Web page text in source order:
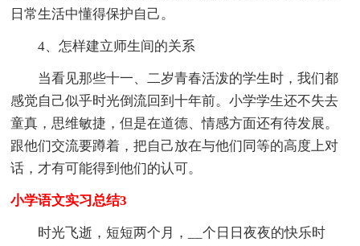
日常生活中懂得保护自己。
4、怎样建立师生间的关系
当看见那些十一、二岁青春活泼的学生时，我们都
感觉自己似乎时光倒流回到十年前。小学学生还不失去
童真，思维敏捷，但是在道德、情感方面还有待发展。
跟他们交流要蹲着，把自己放在与他们同等的高度上对
话，才有可能得到他们的认可。
小学语文实习总结3
时光飞逝，短短两个月，__个日日夜夜的快乐时